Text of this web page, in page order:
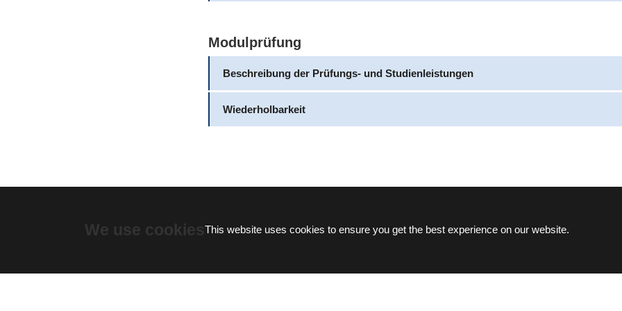
We use cookiesThis website uses cookies to ensure you get the best experience on our website.
Modulprüfung
Beschreibung der Prüfungs- und Studienleistungen
Wiederholbarkeit